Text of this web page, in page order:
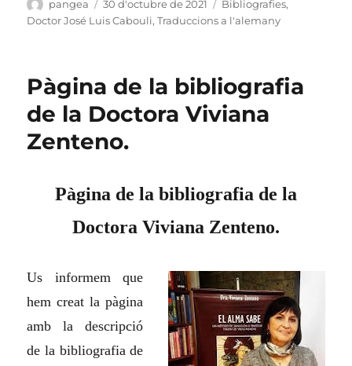
Autor
pangea
Publicat
el
30 d'octubre de 2021 Categories
Bibliografies,
Doctor José Luis Cabouli,Traduccions a l'alemany
Pàgina de la bibliografia
de la Doctora Viviana
Zenteno.
Pàgina de la bibliografia de la
Doctora Viviana Zenteno.
Us informem que
hem creat la pàgina
amb la descripció
de la bibliografia de